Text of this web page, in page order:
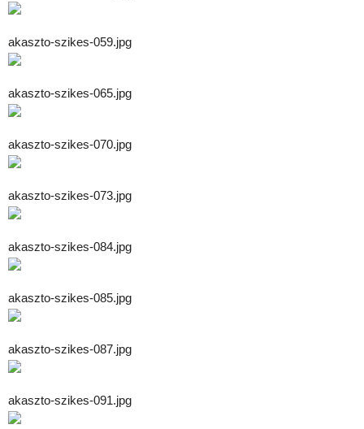
akaszto-szikes-059.jpg
akaszto-szikes-065.jpg
akaszto-szikes-070.jpg
akaszto-szikes-073.jpg
akaszto-szikes-084.jpg
akaszto-szikes-085.jpg
akaszto-szikes-087.jpg
akaszto-szikes-091.jpg